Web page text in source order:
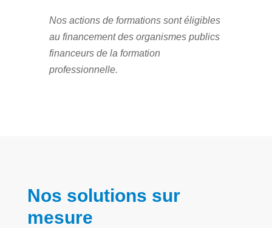
Nos actions de formations sont éligibles
au financement des organismes publics
financeurs de la formation
professionnelle.
Nos solutions sur
mesure